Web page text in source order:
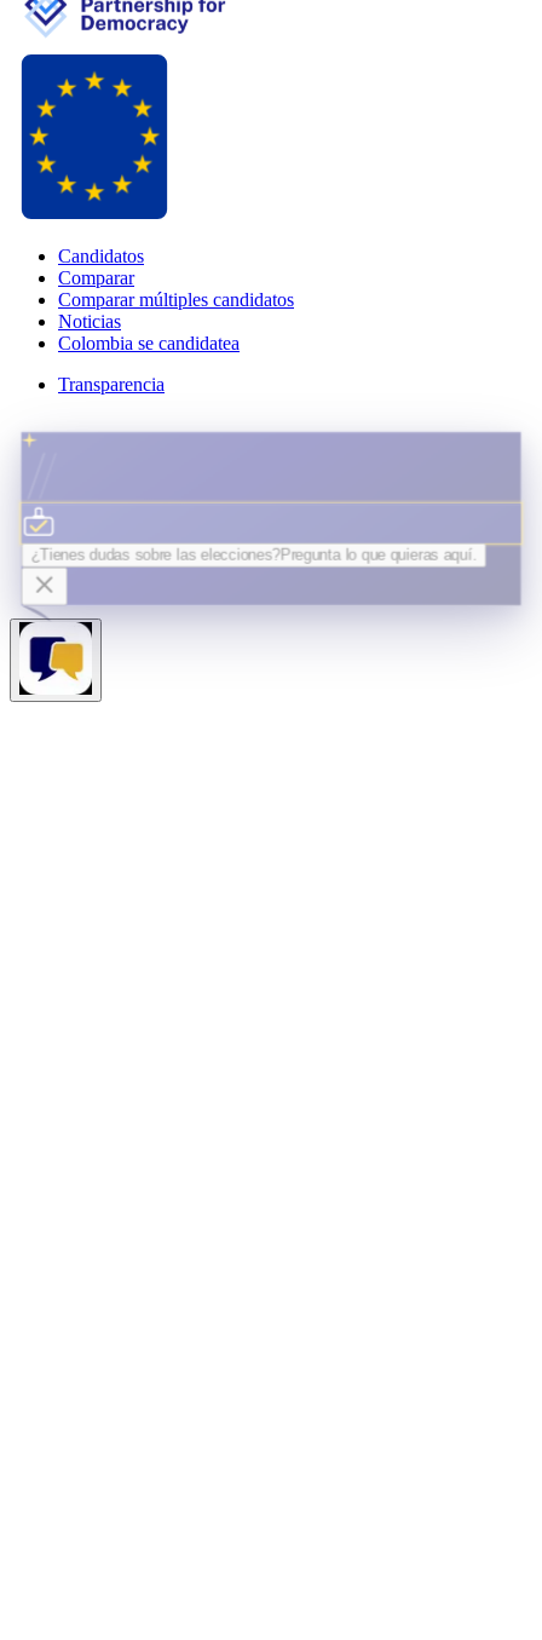
Candidatos
Comparar
Comparar múltiples candidatos
Noticias
Colombia se candidatea
Transparencia
¿Tienes dudas sobre las elecciones?Pregunta lo que quierasaquí.